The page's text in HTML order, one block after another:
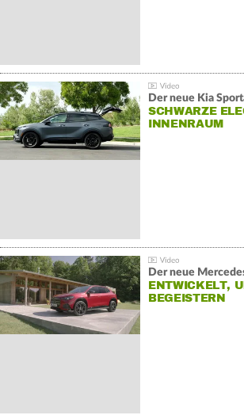
Der neue Kia
SCHWARZE
INNENRAUM
Der neue
ENTWICKELT,
BEGEISTERN